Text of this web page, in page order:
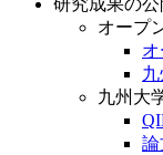
研究成果の公
オープ
九州大
論